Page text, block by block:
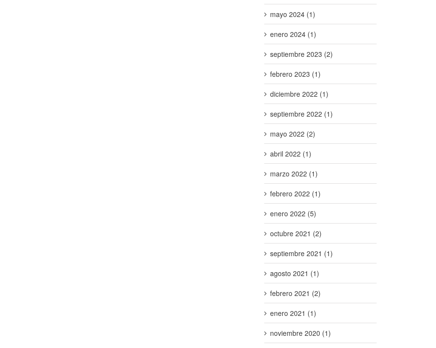
mayo 2024 (1)
enero 2024 (1)
septiembre 2023 (2)
febrero 2023 (1)
diciembre 2022 (1)
septiembre 2022 (1)
mayo 2022 (2)
abril 2022 (1)
marzo 2022 (1)
febrero 2022 (1)
enero 2022 (5)
octubre 2021 (2)
septiembre 2021 (1)
agosto 2021 (1)
febrero 2021 (2)
enero 2021 (1)
noviembre 2020 (1)